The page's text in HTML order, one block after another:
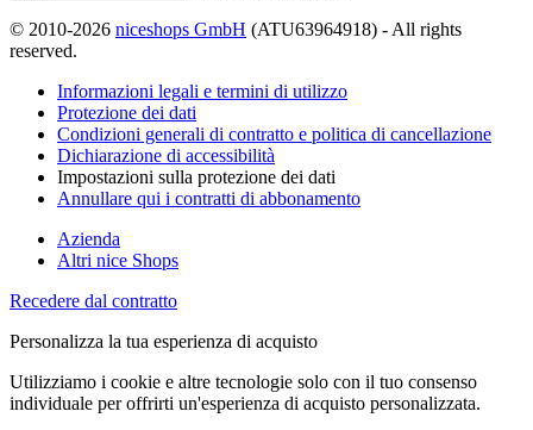
© 2010-2026 niceshops GmbH (ATU63964918) - All rights
reserved.
Informazioni legali e termini di utilizzo
Protezione dei dati
Condizioni generali di contratto e politica di cancellazione
Dichiarazione di accessibilità
Impostazioni sulla protezione dei dati
Annullare qui i contratti di abbonamento
Azienda
Altri nice Shops
Recedere dal contratto
Personalizza la tua esperienza di acquisto
Utilizziamo i cookie e altre tecnologie solo con il tuo consenso
individuale per offrirti un'esperienza di acquisto personalizzata.